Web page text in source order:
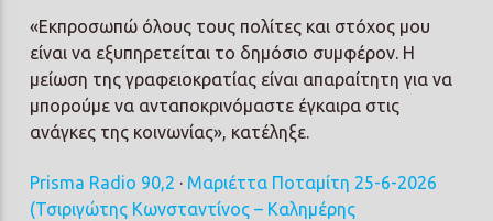
«Εκπροσωπώ όλους τους πολίτες και στόχος μου
είναι να εξυπηρετείται το δημόσιο συμφέρον. Η
μείωση της γραφειοκρατίας είναι απαραίτητη για να
μπορούμε να ανταποκρινόμαστε έγκαιρα στις
ανάγκες της κοινωνίας», κατέληξε.
Prisma Radio 90,2 · Μαριέττα Ποταμίτη 25-6-2026
(Τσιριγώτης Κωνσταντίνος – Καλημέρης